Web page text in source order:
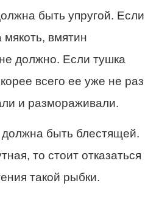
быть упругой. Если
мякоть, вмятин
должно. Если тушка
всего ее уже не раз
и размораживали.
быть блестящей.
то стоит отказаться
такой рыбки.